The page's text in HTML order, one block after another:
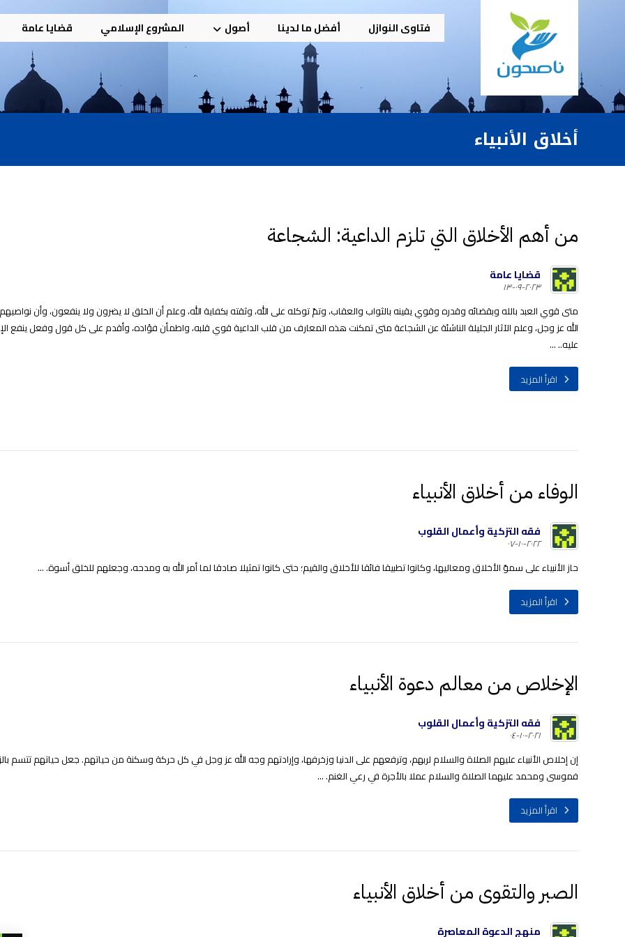
فتاوى النوازل أفضل ما لدينا أصول المشروع الإسلامي قضايا عامة
أخلاق الأنبياء
من أهم الأخلاق التي تلزم الداعية: الشجاعة
قضايا عامة
٢٠٢٣-٠٩-١٣
متى قوي العبد بالله وبقضائه وقدره وقوي يقينه بالثواب والعقاب، وتمّ توكله على الله، وثقته بكفاية الله، وعلم أن الخلق لا يضرون ولا ينفعون، وأن
الله عز وجل، وعلم الآثار الجليلة الناشئة عن الشجاعة متى تمكنت هذه المعارف من قلب الداعية قوي قلبه، واطمأن فؤاده، وأقدم على كل قول وفعل ينفع
عليه.. ...
اقرأ المزيد
الوفاء من أخلاق الأنبياء
فقه التزكية وأعمال القلوب
٢٠٢٢-١٠-٠٧
حاز الأنبياء على سموّ الأخلاق ومعاليها، وكانوا تطبيقا فائقا للأخلاق والقيم؛ حتى كانوا تمثيلا صادقا لما أمر الله به ومدحه، وجعلهم للخلق أسوة. ...
اقرأ المزيد
الإخلاص من معالم دعوة الأنبياء
فقه التزكية وأعمال القلوب
٢٠٢١-١٠-٠٤
إن إخلاص الأنبياء عليهم الصلاة والسلام لربهم، وترفعهم على الدنيا وزخرفها، وإرادتهم وجه الله عز وجل في كل حركة وسكنة من حياتهم. جعل حياتهم
فموسى ومحمد عليهما الصلاة والسلام عملا بالأجرة في رعي الغنم. ...
اقرأ المزيد
الصبر والتقوى من أخلاق الأنبياء
منهج الدعوة المعاصرة